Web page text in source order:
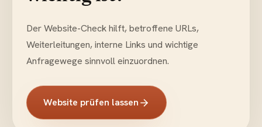
Der Website-Check hilft, betroffene URLs,
Weiterleitungen, interne Links und wichtige
Anfragewege sinnvoll einzuordnen.
Website prüfen lassen